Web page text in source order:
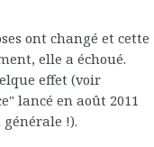
ont changé et cette
elle a échoué.
effet (voir
lancé en août 2011
!).